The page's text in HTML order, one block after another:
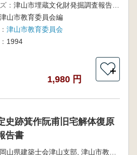
：
津山市埋蔵文化財発掘調査報告第52集
津山市教育委員会編
津山市教育委員会
1994
1,980 円
＋
史跡箕作阮甫旧宅解体復原
告書